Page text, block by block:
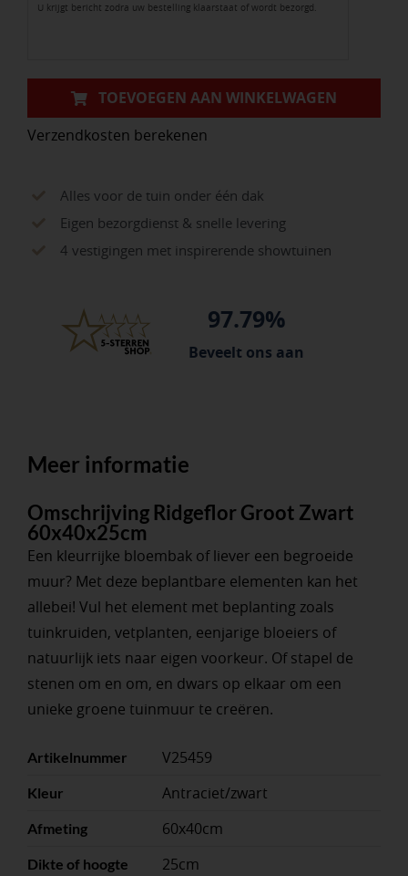
60x40x25cm
U krijgt bericht zodra uw bestelling klaarstaat of wordt bezorgd.
TOEVOEGEN AAN WINKELWAGEN
Verzendkosten berekenen
Alles voor de tuin onder één dak
Eigen bezorgdienst & snelle levering
4 vestigingen met inspirerende showtuinen
97.79%
Beveelt ons aan
Meer informatie
Omschrijving Ridgeflor Groot Zwart
60x40x25cm
Een kleurrijke bloembak of liever een begroeide
muur? Met deze beplantbare elementen kan het
allebei! Vul het element met beplanting zoals
tuinkruiden, vetplanten, eenjarige bloeiers of
natuurlijk iets naar eigen voorkeur. Of stapel de
stenen om en om, en dwars op elkaar om een
unieke groene tuinmuur te creëren.
Artikelnummer V25459
Kleur Antraciet/zwart
Afmeting 60x40cm
Dikte of hoogte 25cm